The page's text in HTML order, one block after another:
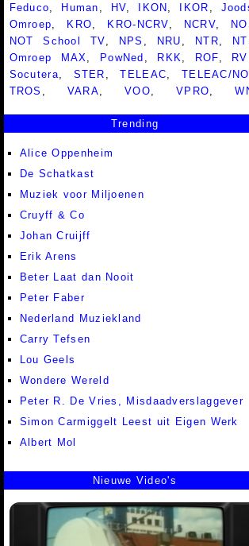
Feduco
Human HV IKON IKOR
Omroep
KRO KRO-NCRV NCRV
NOT School TV
NPS NRU NTR
Omroep MAX
PowNed RKK ROF
Socutera
STER ,TELEAC TELEAC/
TROS
VARA ,VOO ,VPRO ,
Trending
Alice Oppenheim
De Schatkast
Muziek voor Miljoenen
Cruyff & Co
Johan Cruijff
Erik Arens
Beter Laat dan Nooit
Peter Faber
Nederland Muziekland
Carry Tefsen
Lou Geels
Wondere Wereld
Peter R. De Vries, Misdaadverslaggever
Simon Carmiggelt Leest uit Eigen Werk
Albert Mol
Nieuwe Video's